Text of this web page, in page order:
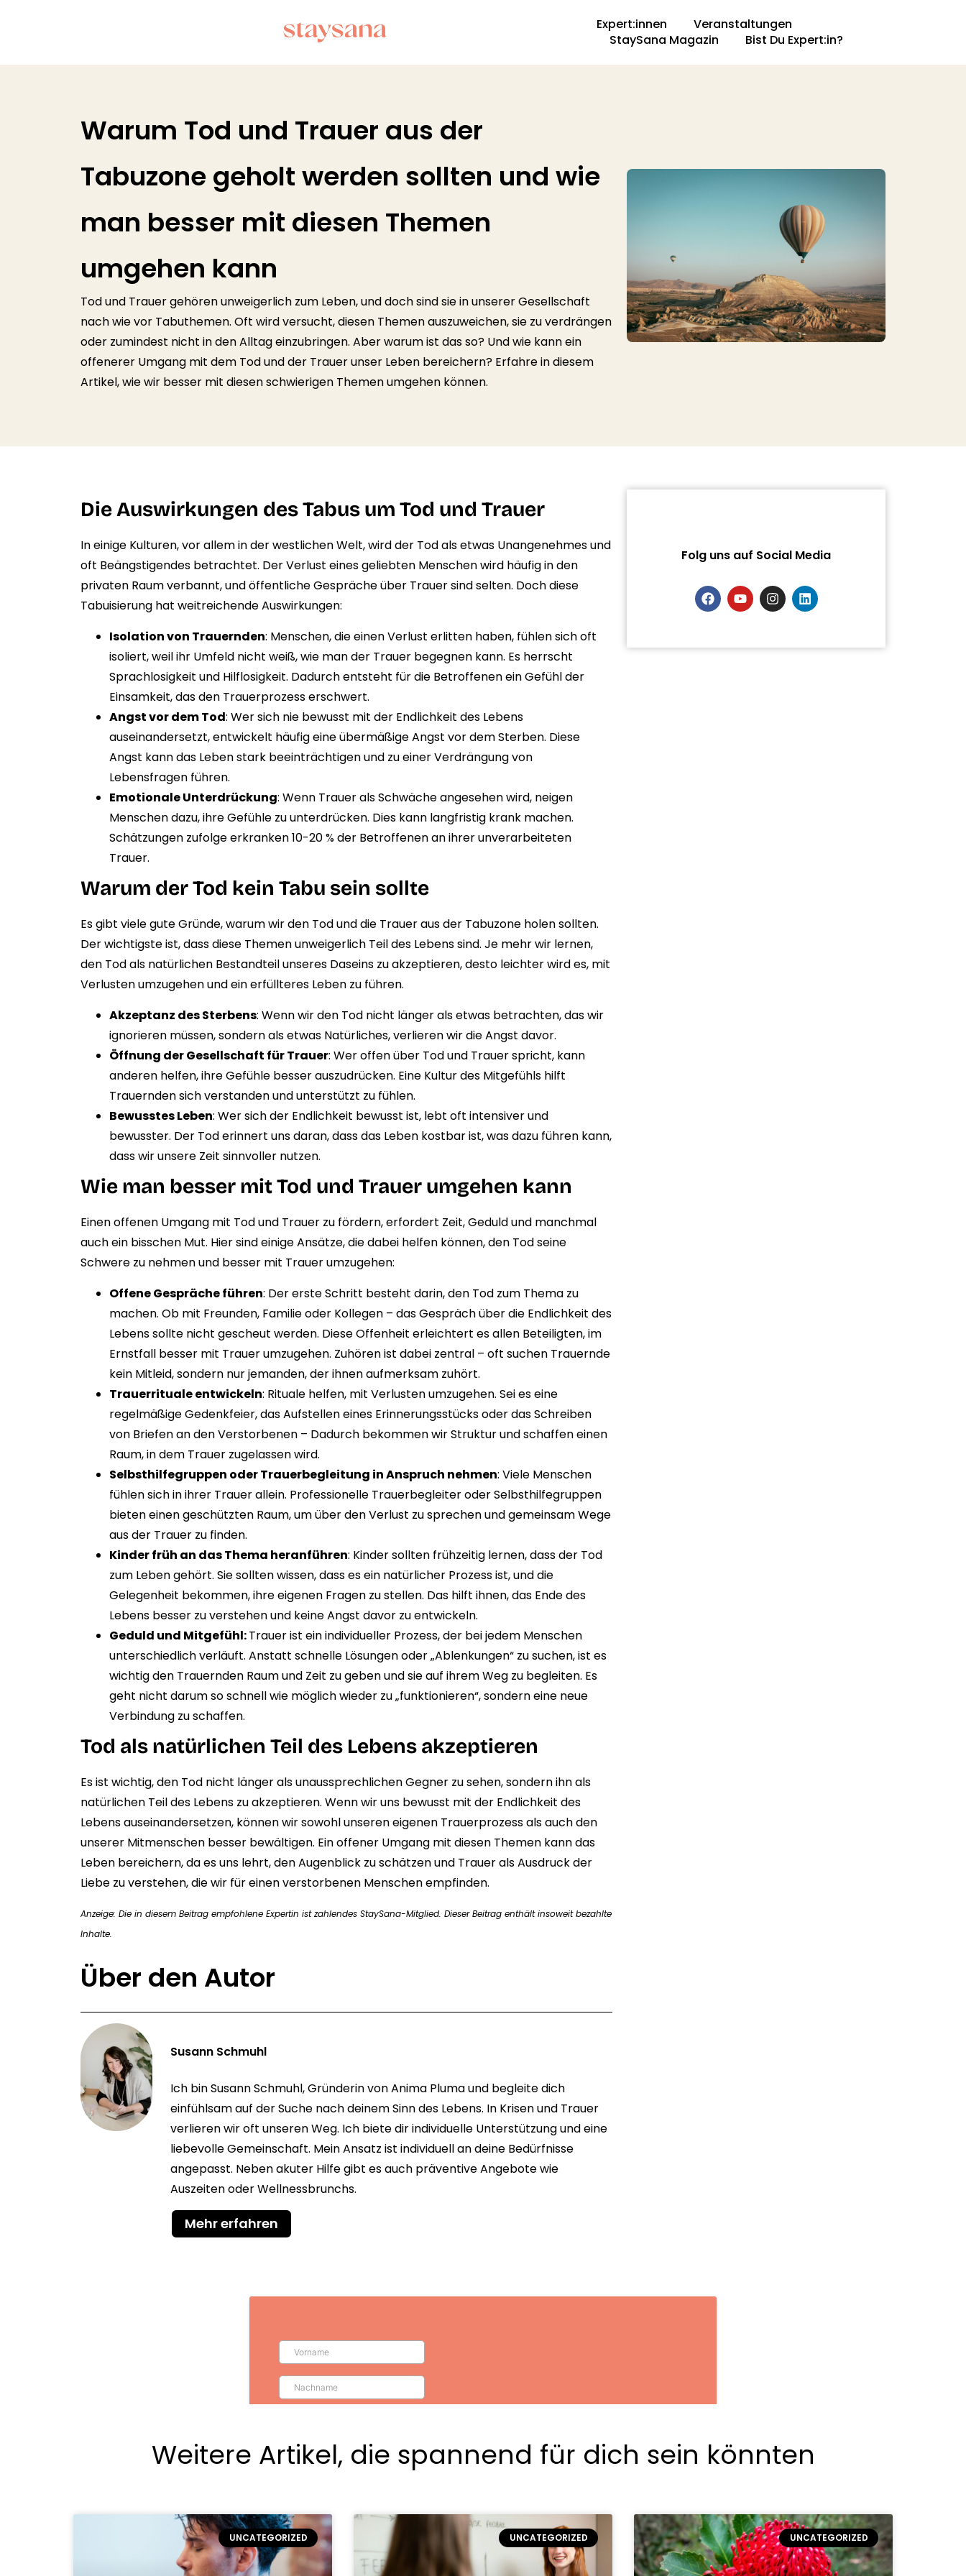
Expert:innen
Veranstaltungen
StaySana Magazin​
Bist Du Expert:in?
Warum Tod und Trauer aus der
Tabuzone geholt werden sollten und wie
man besser mit diesen Themen
umgehen kann
Tod und Trauer gehören unweigerlich zum Leben, und doch sind sie in unserer Gesellschaft
nach wie vor Tabuthemen. Oft wird versucht, diesen Themen auszuweichen, sie zu verdrängen
oder zumindest nicht in den Alltag einzubringen. Aber warum ist das so? Und wie kann ein
offenerer Umgang mit dem Tod und der Trauer unser Leben bereichern? Erfahre in diesem
Artikel, wie wir besser mit diesen schwierigen Themen umgehen können.
Folg uns auf Social Media
Die Auswirkungen des Tabus um Tod und Trauer
In einige Kulturen, vor allem in der westlichen Welt, wird der Tod als etwas Unangenehmes und
oft Beängstigendes betrachtet. Der Verlust eines geliebten Menschen wird häufig in den
privaten Raum verbannt, und öffentliche Gespräche über Trauer sind selten. Doch diese
Tabuisierung hat weitreichende Auswirkungen:
Isolation von Trauernden: Menschen, die einen Verlust erlitten haben, fühlen sich oft
isoliert, weil ihr Umfeld nicht weiß, wie man der Trauer begegnen kann. Es herrscht
Sprachlosigkeit und Hilflosigkeit. Dadurch entsteht für die Betroffenen ein Gefühl der
Einsamkeit, das den Trauerprozess erschwert.
Angst vor dem Tod: Wer sich nie bewusst mit der Endlichkeit des Lebens
auseinandersetzt, entwickelt häufig eine übermäßige Angst vor dem Sterben. Diese
Angst kann das Leben stark beeinträchtigen und zu einer Verdrängung von
Lebensfragen führen.
Emotionale Unterdrückung: Wenn Trauer als Schwäche angesehen wird, neigen
Menschen dazu, ihre Gefühle zu unterdrücken. Dies kann langfristig krank machen.
Schätzungen zufolge erkranken 10-20 % der Betroffenen an ihrer unverarbeiteten
Trauer.
Warum der Tod kein Tabu sein sollte
Es gibt viele gute Gründe, warum wir den Tod und die Trauer aus der Tabuzone holen sollten.
Der wichtigste ist, dass diese Themen unweigerlich Teil des Lebens sind. Je mehr wir lernen,
den Tod als natürlichen Bestandteil unseres Daseins zu akzeptieren, desto leichter wird es, mit
Verlusten umzugehen und ein erfüllteres Leben zu führen.
Akzeptanz des Sterbens: Wenn wir den Tod nicht länger als etwas betrachten, das wir
ignorieren müssen, sondern als etwas Natürliches, verlieren wir die Angst davor.
Öffnung der Gesellschaft für Trauer: Wer offen über Tod und Trauer spricht, kann
anderen helfen, ihre Gefühle besser auszudrücken. Eine Kultur des Mitgefühls hilft
Trauernden sich verstanden und unterstützt zu fühlen.
Bewusstes Leben: Wer sich der Endlichkeit bewusst ist, lebt oft intensiver und
bewusster. Der Tod erinnert uns daran, dass das Leben kostbar ist, was dazu führen kann,
dass wir unsere Zeit sinnvoller nutzen.
Wie man besser mit Tod und Trauer umgehen kann
Einen offenen Umgang mit Tod und Trauer zu fördern, erfordert Zeit, Geduld und manchmal
auch ein bisschen Mut. Hier sind einige Ansätze, die dabei helfen können, den Tod seine
Schwere zu nehmen und besser mit Trauer umzugehen:
Offene Gespräche führen: Der erste Schritt besteht darin, den Tod zum Thema zu
machen. Ob mit Freunden, Familie oder Kollegen – das Gespräch über die Endlichkeit des
Lebens sollte nicht gescheut werden. Diese Offenheit erleichtert es allen Beteiligten, im
Ernstfall besser mit Trauer umzugehen. Zuhören ist dabei zentral – oft suchen Trauernde
kein Mitleid, sondern nur jemanden, der ihnen aufmerksam zuhört.
Trauerrituale entwickeln: Rituale helfen, mit Verlusten umzugehen. Sei es eine
regelmäßige Gedenkfeier, das Aufstellen eines Erinnerungsstücks oder das Schreiben
von Briefen an den Verstorbenen – Dadurch bekommen wir Struktur und schaffen einen
Raum, in dem Trauer zugelassen wird.
Selbsthilfegruppen oder Trauerbegleitung in Anspruch nehmen: Viele Menschen
fühlen sich in ihrer Trauer allein. Professionelle Trauerbegleiter oder Selbsthilfegruppen
bieten einen geschützten Raum, um über den Verlust zu sprechen und gemeinsam Wege
aus der Trauer zu finden.
Kinder früh an das Thema heranführen: Kinder sollten frühzeitig lernen, dass der Tod
zum Leben gehört. Sie sollten wissen, dass es ein natürlicher Prozess ist, und die
Gelegenheit bekommen, ihre eigenen Fragen zu stellen. Das hilft ihnen, das Ende des
Lebens besser zu verstehen und keine Angst davor zu entwickeln.
Geduld und Mitgefühl:Trauer ist ein individueller Prozess, der bei jedem Menschen
unterschiedlich verläuft. Anstatt schnelle Lösungen oder „Ablenkungen“ zu suchen, ist es
wichtig den Trauernden Raum und Zeit zu geben und sie auf ihrem Weg zu begleiten. Es
geht nicht darum so schnell wie möglich wieder zu „funktionieren“, sondern eine neue
Verbindung zu schaffen.
Tod als natürlichen Teil des Lebens akzeptieren
Es ist wichtig, den Tod nicht länger als unaussprechlichen Gegner zu sehen, sondern ihn als
natürlichen Teil des Lebens zu akzeptieren. Wenn wir uns bewusst mit der Endlichkeit des
Lebens auseinandersetzen, können wir sowohl unseren eigenen Trauerprozess als auch den
unserer Mitmenschen besser bewältigen. Ein offener Umgang mit diesen Themen kann das
Leben bereichern, da es uns lehrt, den Augenblick zu schätzen und Trauer als Ausdruck der
Liebe zu verstehen, die wir für einen verstorbenen Menschen empfinden.
Anzeige: Die in diesem Beitrag empfohlene Expertin ist zahlendes StaySana-Mitglied. Dieser Beitrag enthält insoweit bezahlte
Inhalte.
Über den Autor
Susann Schmuhl
Ich bin Susann Schmuhl, Gründerin von Anima Pluma und begleite dich
einfühlsam auf der Suche nach deinem Sinn des Lebens. In Krisen und Trauer
verlieren wir oft unseren Weg. Ich biete dir individuelle Unterstützung und eine
liebevolle Gemeinschaft. Mein Ansatz ist individuell an deine Bedürfnisse
angepasst. Neben akuter Hilfe gibt es auch präventive Angebote wie
Auszeiten oder Wellnessbrunchs.
Mehr erfahren
Weitere Artikel, die spannend für dich sein könnten
UNCATEGORIZED UNCATEGORIZED UNCATEGORIZED